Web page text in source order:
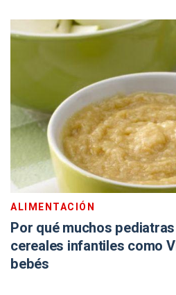
ALIMENTACIÓN
Por qué muchos
cereales infantiles como
bebés